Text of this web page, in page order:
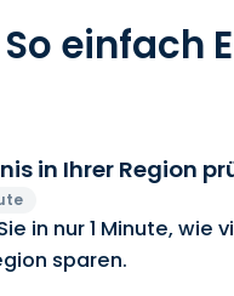
So einfach
in Ihrer Region
in nur 1 Minute, wie
sparen.